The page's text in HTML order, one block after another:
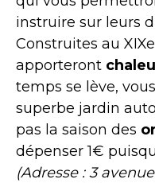
instruire sur leurs
Construites au
apporteront
temps se lève,
superbe jardin
pas la saison des
dépenser 1€
(Adresse : 3